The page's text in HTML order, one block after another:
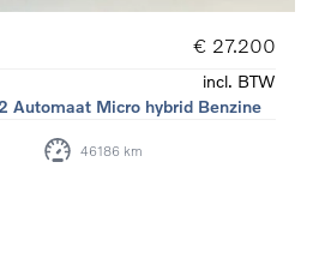
€ 27.200
incl. BTW
Automaat Micro hybrid Benzine
46186 km